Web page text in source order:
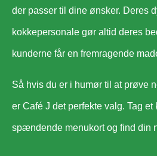
der passer til dine ønsker. Deres
kokkepersonale gør altid deres
kunderne får en fremragende
Så hvis du er i humør til at prøve
er Café J det perfekte valg. Tag et
spændende menukort og find din